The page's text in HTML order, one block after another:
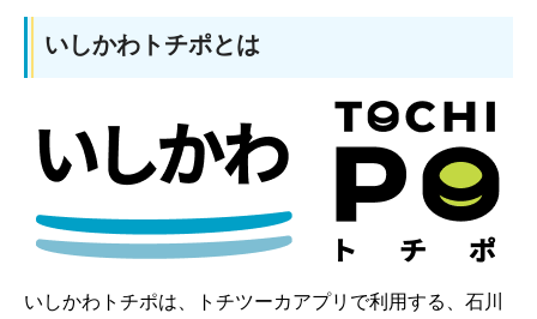
いしかわトチポとは
いしかわトチポは、トチツーカアプリで利用する、石川